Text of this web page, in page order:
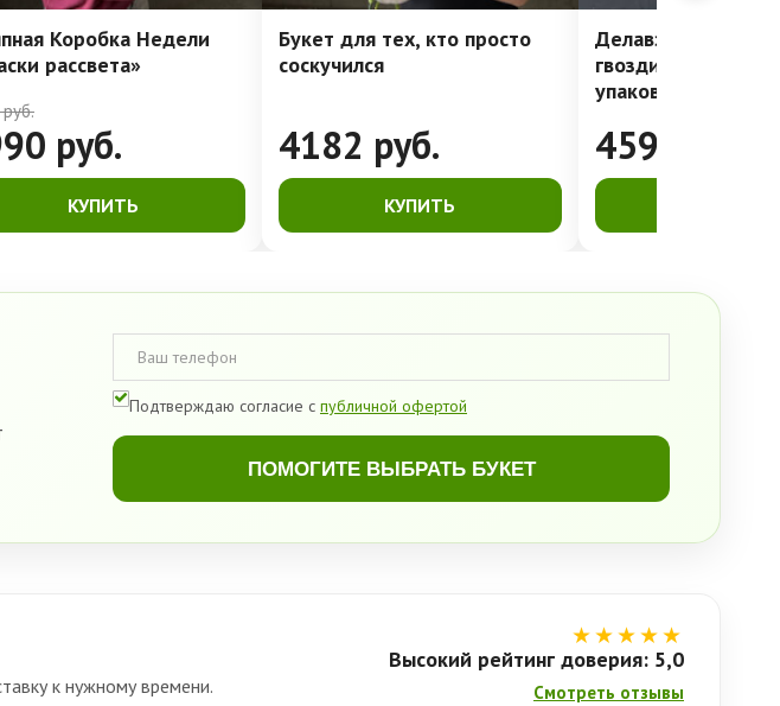
Коробка Недели
рассвета»
руб.
руб.
КУПИТЬ
Букет для тех, кто просто
соскучился
4182 руб.
КУПИТЬ
Делавэр: очень
гвоздики в
упаковке
4591
Подтверждаю согласие с публичной офертой
ПОМОГИТЕ ВЫБРАТЬ БУКЕТ
к нужному времени.
★★★★★
Высокий рейтинг доверия: 5,0
Смотреть отзывы